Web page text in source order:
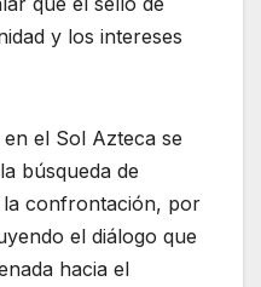
y los intereses
el Sol Azteca se
búsqueda de
la confrontación, por
el diálogo que
hacia el